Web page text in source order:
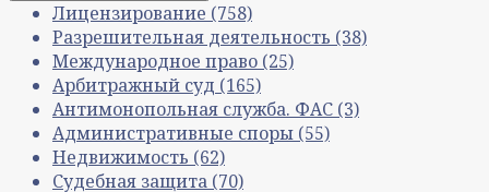
Лицензирование (758)
Разрешительная деятельность (38)
Международное право (25)
Арбитражный суд (165)
Антимонопольная служба. ФАС (3)
Административные споры (55)
Недвижимость (62)
Судебная защита (70)